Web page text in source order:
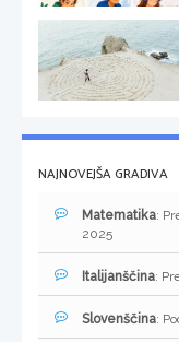
NAJNOVEJŠA GRADIVA
Matematika:
2025
Italijanščina:
Slovenščina: